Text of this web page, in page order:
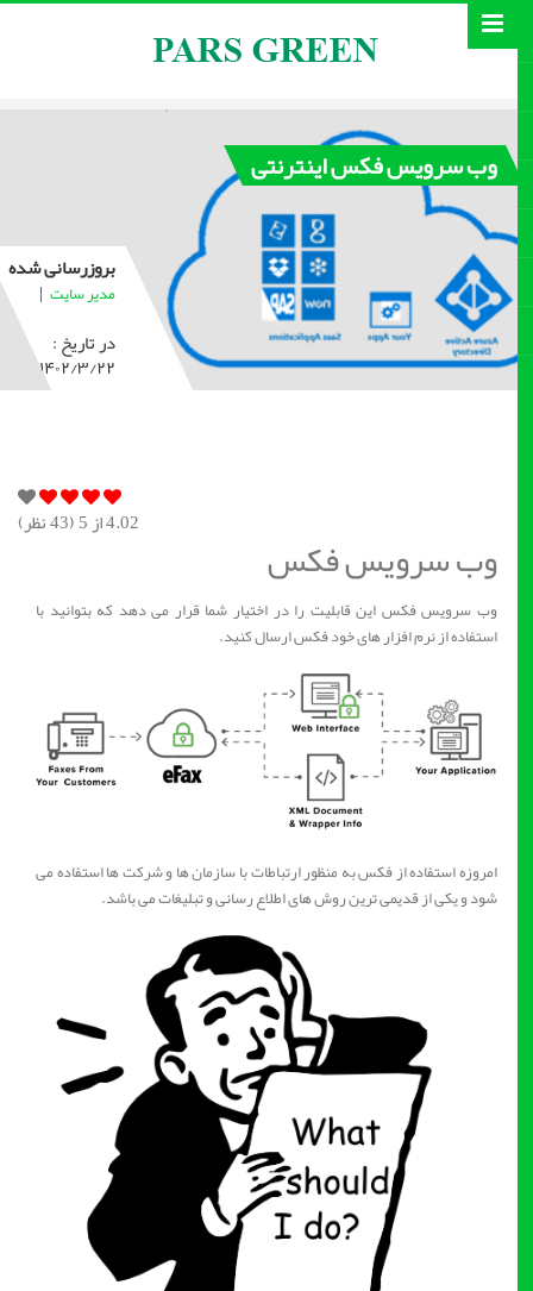
وب سرویس فکس اینترنتی
بروزرسانی شده
مدیر سایت |
در تاریخ :
۱۴۰۲/۳/۲۲
4.02از 5 ( 43نظر)
وب سرویس فکس
وب سرویس فکس این قابلیت را در اختیار شما قرار می دهد که بتوانید با
استفاده از نرم افزار های خود فکس ارسال کنید.
امروزه استفاده از فکس به منظور ارتباطات با سازمان ها و شرکت ها استفاده می
شود و یکی از قدیمی ترین روش های اطلاع رسانی و تبلیغات می باشد.